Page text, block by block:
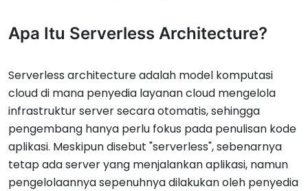
Apa Itu Serverless Architecture?
Serverless architecture adalah model komputasi
cloud di mana penyedia layanan cloud mengelola
infrastruktur server secara otomatis, sehingga
pengembang hanya perlu fokus pada penulisan kode
aplikasi. Meskipun disebut "serverless", sebenarnya
tetap ada server yang menjalankan aplikasi, namun
pengelolaannya sepenuhnya dilakukan oleh penyedia